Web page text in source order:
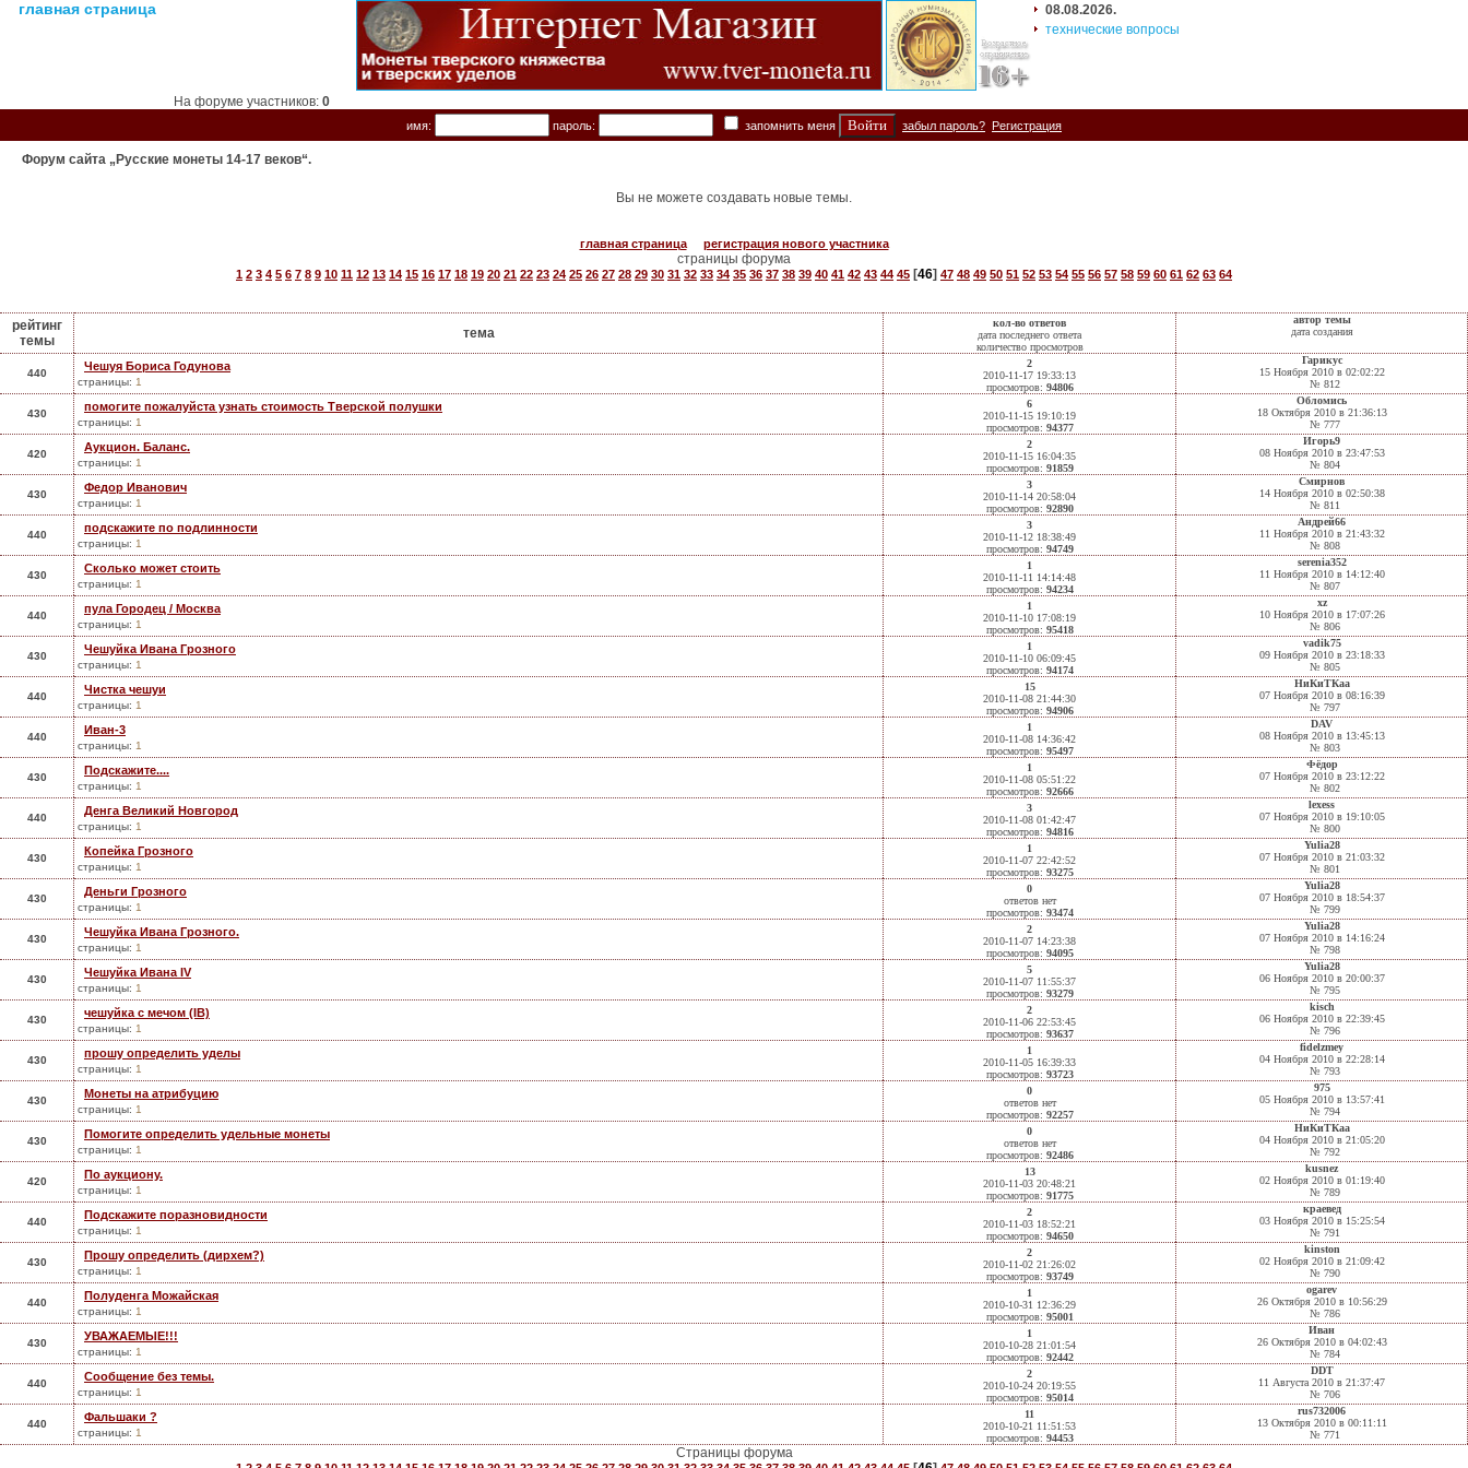
главная страница
На форуме участников: 0
08.08.2026.
технические вопросы
имя: пароль: запомнить меня забыл пароль? Регистрация
Форум сайта „Русские монеты 14-17 веков“.
Вы не можете создавать новые темы.
главная страница регистрация нового участника
страницы форума
1 2 3 4 5 6 7 8 9 10 11 12 13 14 15 16 17 18 19 20 21 22 23 24 25 26 27 28 29 30 31 32 33 34 35 36 37 38 39 40 41 42 43 44 45 [46] 47 48 49 50 51 52 53 54 55 56 57 58 59 60 61 62 63 64
рейтинг
темы
тема
кол-во ответов
дата последнего ответа
количество просмотров
автор темы
дата создания
440
Чешуя Бориса Годунова
страницы: 1
2
2010-11-17 19:33:13
просмотров: 94806
Гарикус
15 Ноября 2010 в 02:02:22
№ 812
430
помогите пожалуйста узнать стоимость Тверской полушки
страницы: 1
6
2010-11-15 19:10:19
просмотров: 94377
Обломись
18 Октября 2010 в 21:36:13
№ 777
420
Аукцион. Баланс.
страницы: 1
2
2010-11-15 16:04:35
просмотров: 91859
Игорь9
08 Ноября 2010 в 23:47:53
№ 804
430
Федор Иванович
страницы: 1
3
2010-11-14 20:58:04
просмотров: 92890
Смирнов
14 Ноября 2010 в 02:50:38
№ 811
440
подскажите по подлинности
страницы: 1
3
2010-11-12 18:38:49
просмотров: 94749
Андрей66
11 Ноября 2010 в 21:43:32
№ 808
430
Сколько может стоить
страницы: 1
1
2010-11-11 14:14:48
просмотров: 94234
serenia352
11 Ноября 2010 в 14:12:40
№ 807
440
пула Городец / Москва
страницы: 1
1
2010-11-10 17:08:19
просмотров: 95418
xz
10 Ноября 2010 в 17:07:26
№ 806
430
Чешуйка Ивана Грозного
страницы: 1
1
2010-11-10 06:09:45
просмотров: 94174
vadik75
09 Ноября 2010 в 23:18:33
№ 805
440
Чистка чешуи
страницы: 1
15
2010-11-08 21:44:30
просмотров: 94906
НиКиТКаа
07 Ноября 2010 в 08:16:39
№ 797
440
Иван-3
страницы: 1
1
2010-11-08 14:36:42
просмотров: 95497
DAV
08 Ноября 2010 в 13:45:13
№ 803
430
Подскажите....
страницы: 1
1
2010-11-08 05:51:22
просмотров: 92666
Фёдор
07 Ноября 2010 в 23:12:22
№ 802
440
Денга Великий Новгород
страницы: 1
3
2010-11-08 01:42:47
просмотров: 94816
lexess
07 Ноября 2010 в 19:10:05
№ 800
430
Копейка Грозного
страницы: 1
1
2010-11-07 22:42:52
просмотров: 93275
Yulia28
07 Ноября 2010 в 21:03:32
№ 801
430
Деньги Грозного
страницы: 1
0
ответов нет
просмотров: 93474
Yulia28
07 Ноября 2010 в 18:54:37
№ 799
430
Чешуйка Ивана Грозного.
страницы: 1
2
2010-11-07 14:23:38
просмотров: 94095
Yulia28
07 Ноября 2010 в 14:16:24
№ 798
430
Чешуйка Ивана IV
страницы: 1
5
2010-11-07 11:55:37
просмотров: 93279
Yulia28
06 Ноября 2010 в 20:00:37
№ 795
430
чешуйка с мечом (IB)
страницы: 1
2
2010-11-06 22:53:45
просмотров: 93637
kisch
06 Ноября 2010 в 22:39:45
№ 796
430
прошу определить уделы
страницы: 1
1
2010-11-05 16:39:33
просмотров: 93723
fidelzmey
04 Ноября 2010 в 22:28:14
№ 793
430
Монеты на атрибуцию
страницы: 1
0
ответов нет
просмотров: 92257
975
05 Ноября 2010 в 13:57:41
№ 794
430
Помогите определить удельные монеты
страницы: 1
0
ответов нет
просмотров: 92486
НиКиТКаа
04 Ноября 2010 в 21:05:20
№ 792
420
По аукциону.
страницы: 1
13
2010-11-03 20:48:21
просмотров: 91775
kusnez
02 Ноября 2010 в 01:19:40
№ 789
440
Подскажите поразновидности
страницы: 1
2
2010-11-03 18:52:21
просмотров: 94650
краевед
03 Ноября 2010 в 15:25:54
№ 791
430
Прошу определить (дирхем?)
страницы: 1
2
2010-11-02 21:26:02
просмотров: 93749
kinston
02 Ноября 2010 в 21:09:42
№ 790
440
Полуденга Можайская
страницы: 1
1
2010-10-31 12:36:29
просмотров: 95001
ogarev
26 Октября 2010 в 10:56:29
№ 786
430
УВАЖАЕМЫЕ!!!
страницы: 1
1
2010-10-28 21:01:54
просмотров: 92442
Иван
26 Октября 2010 в 04:02:43
№ 784
440
Сообщение без темы.
страницы: 1
2
2010-10-24 20:19:55
просмотров: 95014
DDT
11 Августа 2010 в 21:37:47
№ 706
440
Фальшаки ?
страницы: 1
11
2010-10-21 11:51:53
просмотров: 94453
rus732006
13 Октября 2010 в 00:11:11
№ 771
Страницы форума